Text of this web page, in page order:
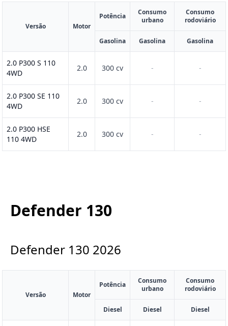
Versão Motor
Potência
Consumo
urbano
Consumo
rodoviário
Gasolina Gasolina Gasolina
2.0 P300 S 110
4WD
2.0 300 cv - -
2.0 P300 SE 110
4WD
2.0 300 cv - -
2.0 P300 HSE
110 4WD
2.0 300 cv - -
Defender 130
Defender 130 2026
Versão Motor
Potência
Consumo
urbano
Consumo
rodoviário
Diesel Diesel Diesel